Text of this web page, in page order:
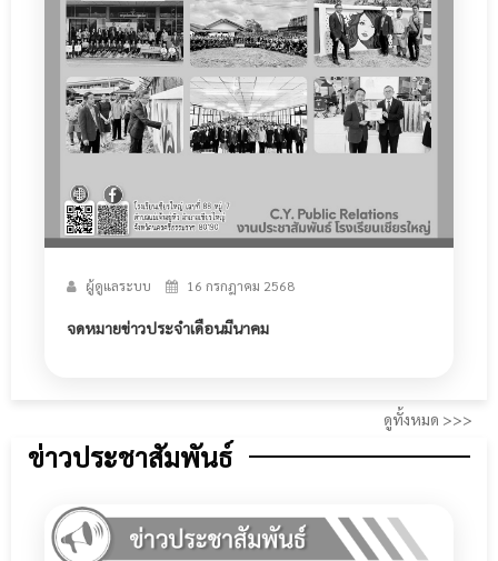
ผู้ดูแลระบบ 16 กรกฎาคม 2568
จดหมายข่าวประจำเดือนมีนาคม
ดูทั้งหมด >>>
ข่าวประชาสัมพันธ์